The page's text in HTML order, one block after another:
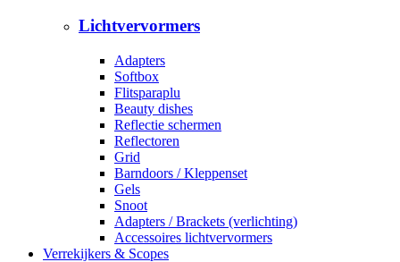
Lichtvervormers
Adapters
Softbox
Flitsparaplu
Beauty dishes
Reflectie schermen
Reflectoren
Grid
Barndoors / Kleppenset
Gels
Snoot
Adapters / Brackets (verlichting)
Accessoires lichtvervormers
Verrekijkers & Scopes